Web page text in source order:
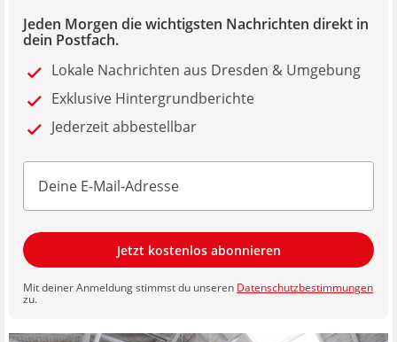
Jeden Morgen die wichtigsten Nachrichten direkt in
dein Postfach.
Lokale Nachrichten aus Dresden & Umgebung
Exklusive Hintergrundberichte
Jederzeit abbestellbar
Jetzt kostenlos abonnieren
Mit deiner Anmeldung stimmst du unseren Datenschutzbestimmungen
zu.